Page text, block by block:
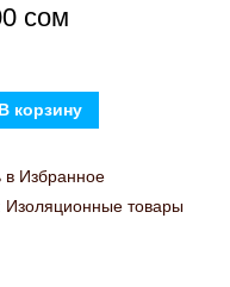
сом
В корзину
в Избранное
Изоляционные товары